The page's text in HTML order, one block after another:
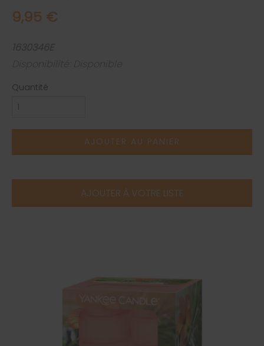
9,95 €
Quantité
AJOUTER AU PANIER
AJOUTER À VOTRE LISTE